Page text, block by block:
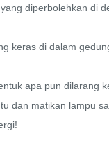
diperbolehkan di
keras di dalam
apa pun dilarang
dan matikan lampu